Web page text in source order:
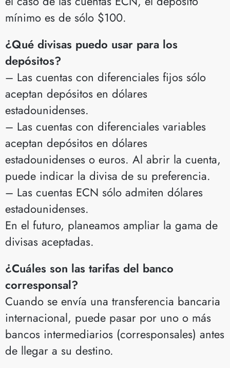
mínimo es de sólo $100.
¿Qué divisas puedo usar para los
depósitos?
– Las cuentas con diferenciales fijos sólo
aceptan depósitos en dólares
estadounidenses.
– Las cuentas con diferenciales variables
aceptan depósitos en dólares
estadounidenses o euros. Al abrir la cuenta,
puede indicar la divisa de su preferencia.
– Las cuentas ECN sólo admiten dólares
estadounidenses.
En el futuro, planeamos ampliar la gama de
divisas aceptadas.
¿Cuáles son las tarifas del banco
corresponsal?
Cuando se envía una transferencia bancaria
internacional, puede pasar por uno o más
bancos intermediarios (corresponsales) antes
de llegar a su destino.